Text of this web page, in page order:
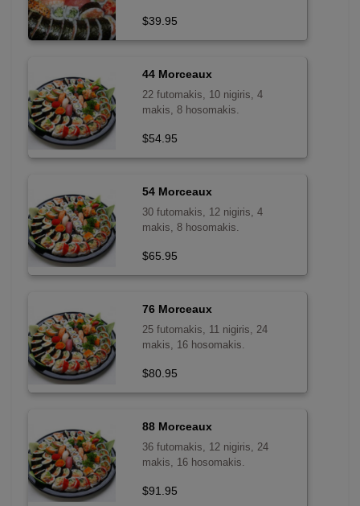
$39.95
44 Morceaux
22 futomakis, 10 nigiris, 4
makis, 8 hosomakis.
$54.95
54 Morceaux
30 futomakis, 12 nigiris, 4
makis, 8 hosomakis.
$65.95
76 Morceaux
25 futomakis, 11 nigiris, 24
makis, 16 hosomakis.
$80.95
88 Morceaux
36 futomakis, 12 nigiris, 24
makis, 16 hosomakis.
$91.95